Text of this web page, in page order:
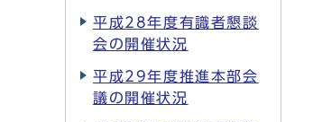
平成28年度有識者懇談
会の開催状況
平成29年度推進本部会
議の開催状況